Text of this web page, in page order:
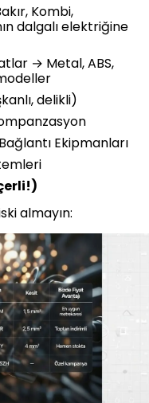
Kombi,
dalgalı elektriğine
→ Metal, ABS,
delikli)
Ekipmanları
almayın: